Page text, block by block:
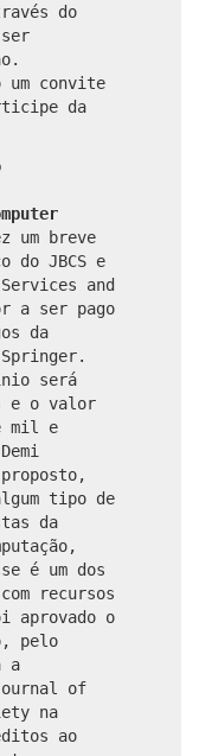
do
convite
da
um breve
do JBCS e
and
a ser pago
da
será
e o valor
mil e
tipo de
da
é um dos
recursos
aprovado o
pelo
a
of
na
ao